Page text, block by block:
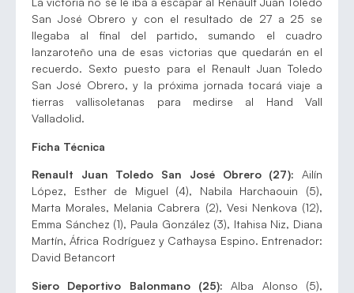
San José Obrero y con el resultado de 27 a 25 se
llegaba al final del partido, sumando el cuadro
lanzaroteño una de esas victorias que quedarán en el
recuerdo. Sexto puesto para el Renault Juan Toledo
San José Obrero, y la próxima jornada tocará viaje a
tierras vallisoletanas para medirse al Hand Vall
Valladolid.
Ficha Técnica
Renault Juan Toledo San José Obrero (27): Ailín
López, Esther de Miguel (4), Nabila Harchaouin (5),
Marta Morales, Melania Cabrera (2), Vesi Nenkova (12),
Emma Sánchez (1), Paula González (3), Itahisa Niz, Diana
Martín, África Rodríguez y Cathaysa Espino. Entrenador:
David Betancort
Siero Deportivo Balonmano (25):Alba Alonso (5),